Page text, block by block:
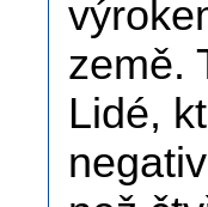
země.
Lidé,